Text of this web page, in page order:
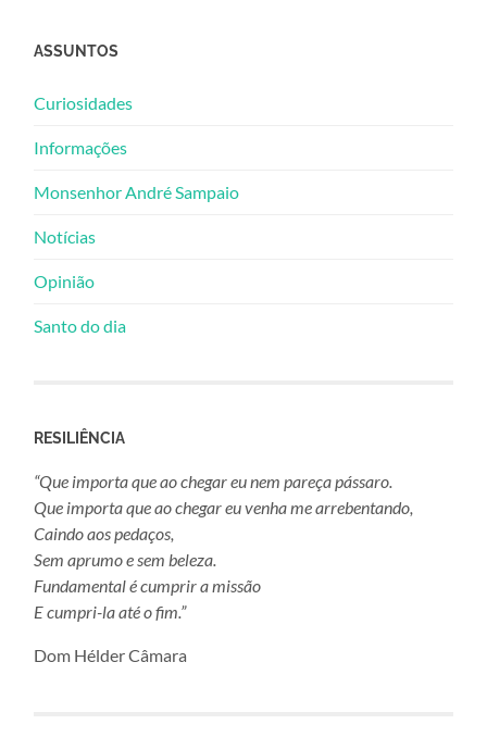
ASSUNTOS
Curiosidades
Informações
Monsenhor André Sampaio
Notícias
Opinião
Santo do dia
RESILIÊNCIA
“Que importa que ao chegar eu nem pareça pássaro.
Que importa que ao chegar eu venha me arrebentando,
Caindo aos pedaços,
Sem aprumo e sem beleza.
Fundamental é cumprir a missão
E cumpri-la até o fim.”
Dom Hélder Câmara